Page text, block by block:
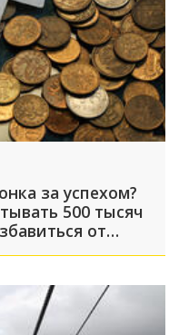
за успехом?
500 тысяч
от